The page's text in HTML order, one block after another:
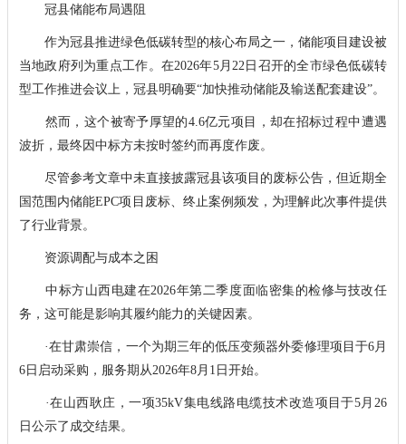
冠县储能布局遇阻
作为冠县推进绿色低碳转型的核心布局之一，储能项目建设被
当地政府列为重点工作。在2026年5月22日召开的全市绿色低碳转
型工作推进会议上，冠县明确要“加快推动储能及输送配套建设”。
然而，这个被寄予厚望的4.6亿元项目，却在招标过程中遭遇
波折，最终因中标方未按时签约而再度作废。
尽管参考文章中未直接披露冠县该项目的废标公告，但近期全
国范围内储能EPC项目废标、终止案例频发，为理解此次事件提供
了行业背景。
资源调配与成本之困
中标方山西电建在2026年第二季度面临密集的检修与技改任
务，这可能是影响其履约能力的关键因素。
·在甘肃崇信，一个为期三年的低压变频器外委修理项目于6月
6日启动采购，服务期从2026年8月1日开始。
·在山西耿庄，一项35kV集电线路电缆技术改造项目于5月26
日公示了成交结果。